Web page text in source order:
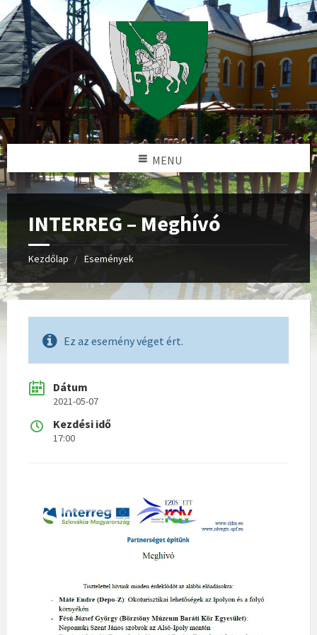
MENU
INTERREG – Meghívó
Kezdőlap Események
Ez az esemény véget ért.
Dátum
2021-05-07
Kezdési idő
17:00